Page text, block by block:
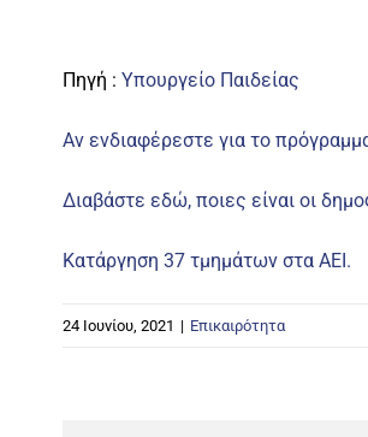
Πηγή : Υπουργείο Παιδείας
Αν ενδιαφέρεστε για το
Διαβάστε εδώ, ποιες είναι οι
Κατάργηση 37 τμημάτων στα ΑΕΙ.
24 Ιουνίου, 2021 | Επικαιρότητα